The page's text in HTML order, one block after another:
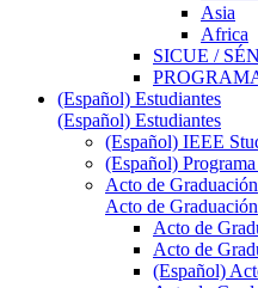
Asia
Africa
SICUE /
(Español) Estudiantes
(Español) Estudiantes
(Español) IEEE
(Español)
Acto de Graduación
Acto de Graduación
Acto de
Acto de
(Español)